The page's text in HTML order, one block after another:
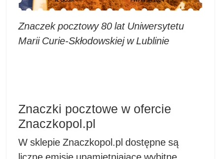
Znaczek pocztowy 80 lat Uniwersytetu
Marii Curie-Skłodowskiej w Lublinie
Znaczki pocztowe w ofercie
Znaczkopol.pl
W sklepie Znaczkopol.pl dostępne są